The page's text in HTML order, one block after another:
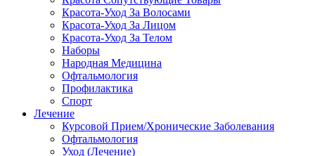
Красота-Уход За Волосами
Красота-Уход За Лицом
Красота-Уход За Телом
Наборы
Народная Медицина
Офтальмология
Профилактика
Спорт
Лечение
Курсовой Прием/Хронические Заболевания
Офтальмология
Уход (Лечение)